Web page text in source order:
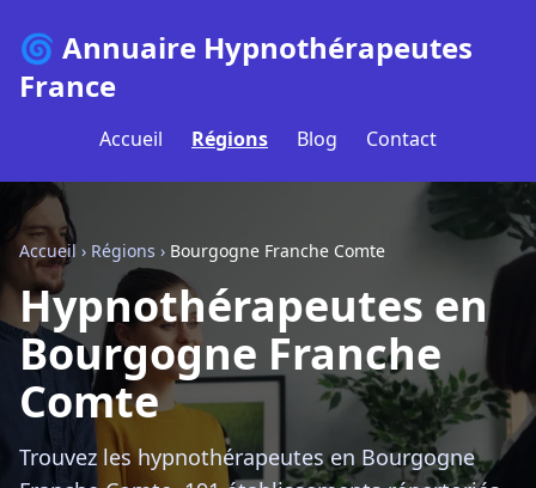
🌀 Annuaire Hypnothérapeutes
France
Accueil Régions Blog Contact
Accueil › Régions › Bourgogne Franche Comte
Hypnothérapeutes en
Bourgogne Franche
Comte
Trouvez les hypnothérapeutes en Bourgogne